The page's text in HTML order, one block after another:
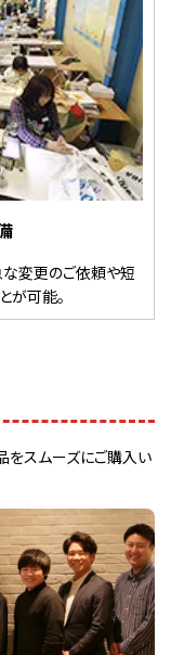
変更のご依頼や短
が可能。
をスムーズにご購入い